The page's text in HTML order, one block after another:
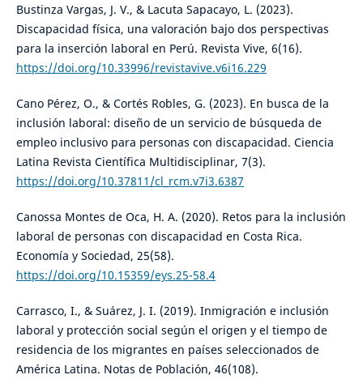
Bustinza Vargas, J. V., & Lacuta Sapacayo, L. (2023).
Discapacidad física, una valoración bajo dos perspectivas
para la inserción laboral en Perú. Revista Vive, 6(16).
https://doi.org/10.33996/revistavive.v6i16.229
Cano Pérez, O., & Cortés Robles, G. (2023). En busca de la
inclusión laboral: diseño de un servicio de búsqueda de
empleo inclusivo para personas con discapacidad. Ciencia
Latina Revista Científica Multidisciplinar, 7(3).
https://doi.org/10.37811/cl_rcm.v7i3.6387
Canossa Montes de Oca, H. A. (2020). Retos para la inclusión
laboral de personas con discapacidad en Costa Rica.
Economía y Sociedad, 25(58).
https://doi.org/10.15359/eys.25-58.4
Carrasco, I., & Suárez, J. I. (2019). Inmigración e inclusión
laboral y protección social según el origen y el tiempo de
residencia de los migrantes en países seleccionados de
América Latina. Notas de Población, 46(108).